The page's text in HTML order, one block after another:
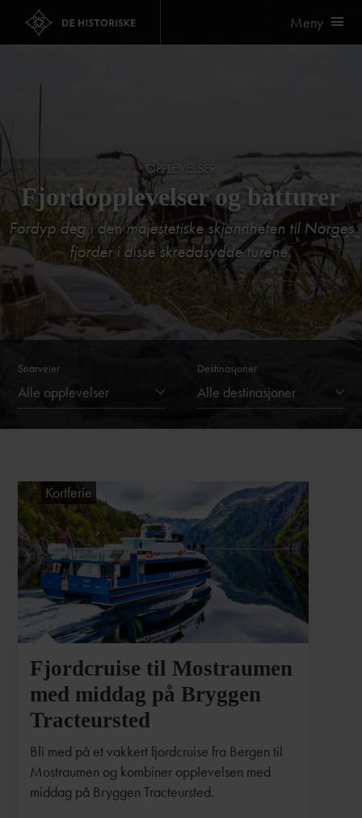
Meny
OPPLEVELSER
Fjordopplevelser og båtturer
Fordyp deg i den majestetiske skjønnheten til Norges
fjorder i disse skreddsydde turene.
Snarveier
Alle opplevelser
Destinasjoner
Alle destinasjoner
Kortferie
Fjordcruise til Mostraumen
med middag på Bryggen
Tracteursted
Bli med på et vakkert fjordcruise fra Bergen til
Mostraumen og kombiner opplevelsen med
middag på Bryggen Tracteursted.